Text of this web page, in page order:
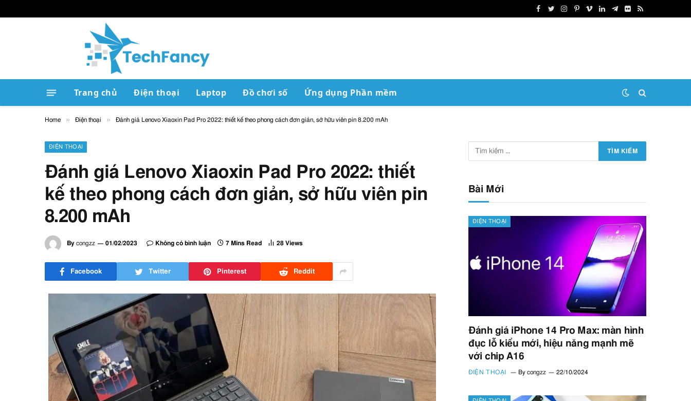
Facebook
TwitterInstagram
Pinterest
VimeoLinkedInTelegram
FlickrRSS
Trang chủ Điện thoại Laptop Đồ chơi số Ứng dụng Phần mềm
Home » Điện thoại » Đánh giá Lenovo Xiaoxin Pad Pro 2022: thiết kế theo phong cách đơn giản, sở hữu viên pin 8.200 mAh
ĐIỆN THOẠI
Đánh giá Lenovo Xiaoxin Pad Pro 2022: thiết
kế theo phong cách đơn giản, sở hữu viên pin
8.200 mAh
By congzz 01/02/2023 Không có bình luận 7 Mins Read 28 Views
Facebook Twitter Pinterest Reddit
Bài Mới
ĐIỆN THOẠI
Đánh giá iPhone 14 Pro Max: màn hình
đục lỗ kiểu mới, hiệu năng mạnh mẽ
với chip A16
ĐIỆN THOẠI By congzz 22/10/2024